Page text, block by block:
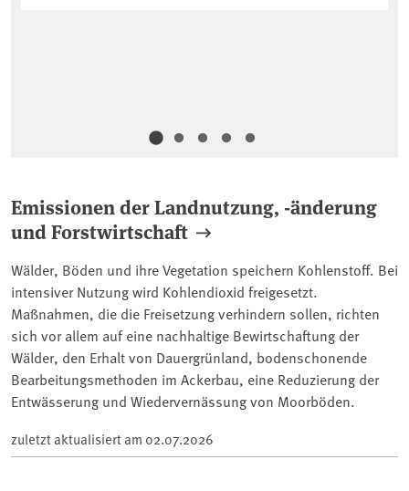
Emissionen der Landnutzung, -änderung
und Forstwirtschaft
Wälder, Böden und ihre Vegetation speichern Kohlenstoff. Bei
intensiver Nutzung wird Kohlendioxid freigesetzt.
Maßnahmen, die die Freisetzung verhindern sollen, richten
sich vor allem auf eine nachhaltige Bewirtschaftung der
Wälder, den Erhalt von Dauergrünland, bodenschonende
Bearbeitungsmethoden im Ackerbau, eine Reduzierung der
Entwässerung und Wiedervernässung von Moorböden.
zuletzt aktualisiert am 02.07.2026